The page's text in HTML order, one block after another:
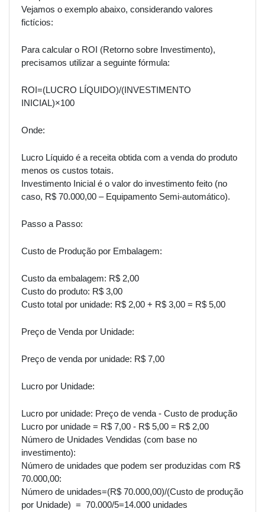
Vejamos o exemplo abaixo, considerando valores
fictícios:
Para calcular o ROI (Retorno sobre Investimento),
precisamos utilizar a seguinte fórmula:
ROI=(LUCRO LÍQUIDO)/(INVESTIMENTO
INICIAL)×100
Onde:
Lucro Líquido é a receita obtida com a venda do produto
menos os custos totais.
Investimento Inicial é o valor do investimento feito (no
caso, R$ 70.000,00 – Equipamento Semi-automático).
Passo a Passo:
Custo de Produção por Embalagem:
Custo da embalagem: R$ 2,00
Custo do produto: R$ 3,00
Custo total por unidade: R$ 2,00 + R$ 3,00 = R$ 5,00
Preço de Venda por Unidade:
Preço de venda por unidade: R$ 7,00
Lucro por Unidade:
Lucro por unidade: Preço de venda - Custo de produção
Lucro por unidade = R$ 7,00 - R$ 5,00 = R$ 2,00
Número de Unidades Vendidas (com base no
investimento):
Número de unidades que podem ser produzidas com R$
70.000,00:
Número de unidades=(R$ 70.000,00)/(Custo de produção
por Unidade) = 70.000/5=14.000 unidades